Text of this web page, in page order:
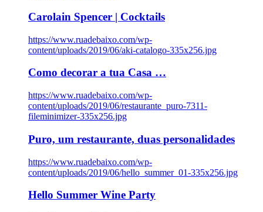
Carolain Spencer | Cocktails
https://www.ruadebaixo.com/wp-
content/uploads/2019/06/aki-catalogo-335x256.jpg
Como decorar a tua Casa …
https://www.ruadebaixo.com/wp-
content/uploads/2019/06/restaurante_puro-7311-
fileminimizer-335x256.jpg
Puro, um restaurante, duas personalidades
https://www.ruadebaixo.com/wp-
content/uploads/2019/06/hello_summer_01-335x256.jpg
Hello Summer Wine Party